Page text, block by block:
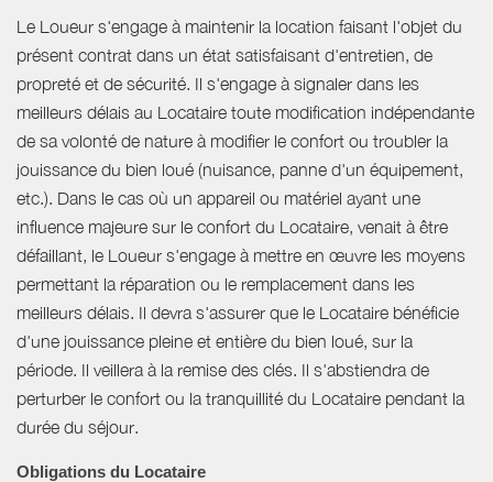
Le Loueur s'engage à maintenir la location faisant l'objet du
présent contrat dans un état satisfaisant d'entretien, de
propreté et de sécurité. Il s'engage à signaler dans les
meilleurs délais au Locataire toute modification indépendante
de sa volonté de nature à modifier le confort ou troubler la
jouissance du bien loué (nuisance, panne d'un équipement,
etc.). Dans le cas où un appareil ou matériel ayant une
influence majeure sur le confort du Locataire, venait à être
défaillant, le Loueur s'engage à mettre en œuvre les moyens
permettant la réparation ou le remplacement dans les
meilleurs délais. Il devra s'assurer que le Locataire bénéficie
d'une jouissance pleine et entière du bien loué, sur la
période. Il veillera à la remise des clés. Il s'abstiendra de
perturber le confort ou la tranquillité du Locataire pendant la
durée du séjour.
Obligations du Locataire